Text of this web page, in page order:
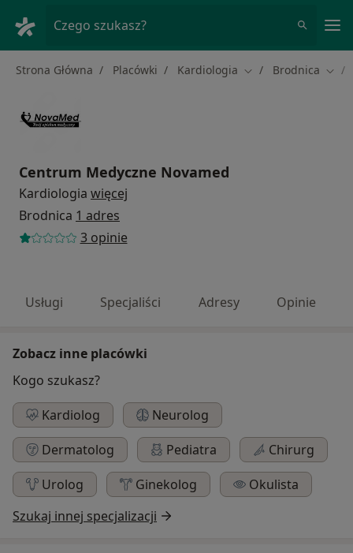
Czego szukasz?
Strona Główna Placówki Kardiologia Zmień miasto
Brodnica
Centrum Medyczne Novamed
Kardiologia więcej
Brodnica 1 adres
3 opinie
Usługi Specjaliści Adresy Opinie
Zobacz inne placówki
Kogo szukasz?
Kardiolog
Neurolog
Dermatolog
Pediatra
Chirurg
Urolog
Ginekolog
Okulista
Szukaj innej specjalizacji